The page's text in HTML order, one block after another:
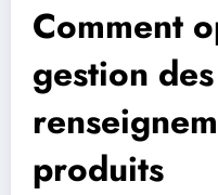
Comment
gestion
produits